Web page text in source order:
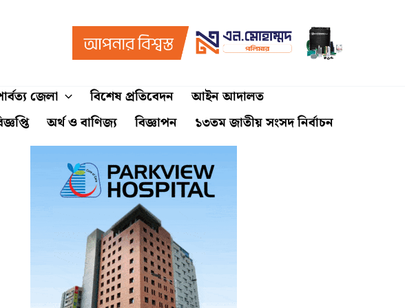
জেলা বিশেষ প্রতিবেদন
আইন আদালত
অর্থ ও বাণিজ্য বিজ্ঞাপন ১৩তম জাতীয় সংসদ নির্বাচন